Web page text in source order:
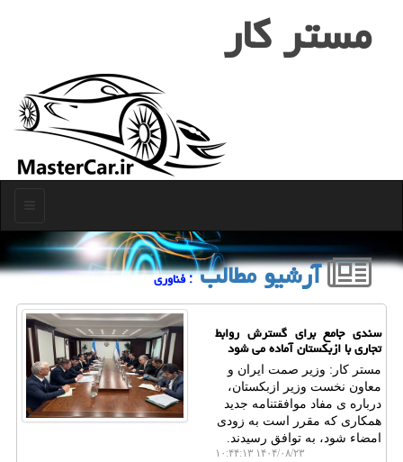
مستر كار
آرشیو مطالب : فناوری
سندی جامع برای گسترش روابط
تجاری با ازبکستان آماده می شود
مستر کار: وزیر صمت ایران و
معاون نخست وزیر ازبکستان،
درباره ی مفاد موافقتنامه جدید
همکاری که مقرر است به زودی
امضاء شود، به توافق رسیدند.
۱۴۰۴/۰۸/۲۳ ۱۰:۴۴:۱۳